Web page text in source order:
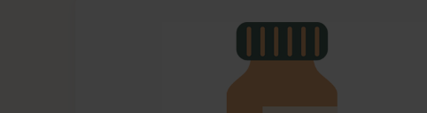
Lista: . Innehåller 1 objekt.